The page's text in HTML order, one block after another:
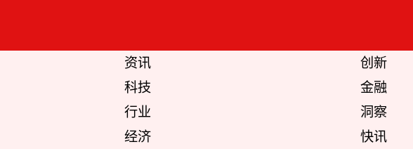
资讯
创新
科技
金融
行业
洞察
经济 快讯